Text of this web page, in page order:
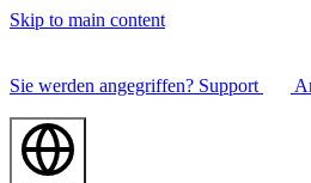
Skip to main content
Sie werden angegriffen? Support